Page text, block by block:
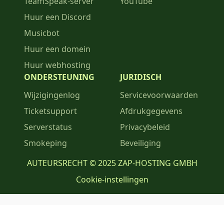
Huur een Discord
Musicbot
Huur een domein
Huur webhosting
ONDERSTEUNING
Wijzigingenlog
Ticketsupport
Serverstatus
Smokeping
JURIDISCH
Servicevoorwaarden
Afdrukgegevens
Privacybeleid
Beveiliging
AUTEURSRECHT © 2025 ZAP-HOSTING GMBH
Cookie-instellingen